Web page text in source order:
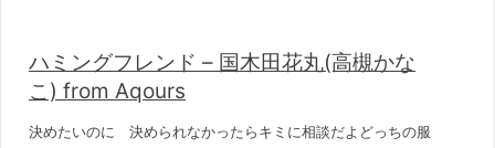
ハミングフレンド – 国木田花丸(高槻かな
こ) from Aqours
決めたいのに 決められなかったらキミに相談だよどっちの服